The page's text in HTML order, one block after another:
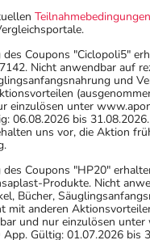
Teilnahmebedingungen
Coupons "Ciclopoli5"
Nicht anwendbar auf
und
einzulösen unter
06.08.2026 bis
uns vor, die Aktion
Coupons "HP20"
Produkte. Nicht
Bücher,
mit anderen
und nur einzulösen
Gültig: 01.07.2026 bis